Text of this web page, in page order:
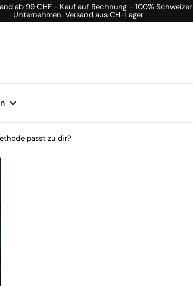
ab 99 CHF - Kauf auf Rechnung - 100% Schweizer
Unternehmen. Versand aus CH-Lager
passt zu dir?